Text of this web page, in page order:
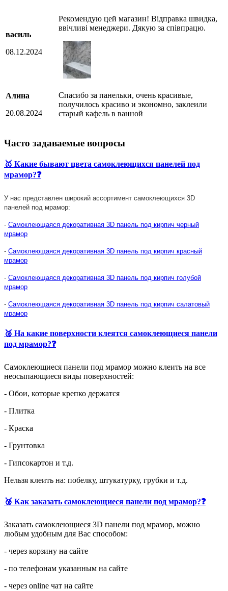
василь
08.12.2024
Рекомендую цей магазин! Відправка швидка,
ввічливі менеджери. Дякую за співпрацю.
Алина
20.08.2024
Спасибо за панельки, очень красивые,
получилось красиво и экономно, заклеили
старый кафель в ванной
Часто задаваемые вопросы
🥇 Какие бывают цвета самоклеющихся панелей под
мрамор?❓
У нас представлен широкий ассортимент самоклеющихся 3D
панелей под мрамор:
- Самоклеющаяся декоративная 3D панель под кирпич черный
мрамор
- Самоклеющаяся декоративная 3D панель под кирпич красный
мрамор
- Самоклеющаяся декоративная 3D панель под кирпич голубой
мрамор
- Самоклеющаяся декоративная 3D панель под кирпич салатовый
мрамор
🥈 На какие поверхности клеятся самоклеющиеся панели
под мрамор?❓
Самоклеющиеся панели под мрамор можно клеить на все
неосыпающиеся виды поверхностей:
- Обои, которые крепко держатся
- Плитка
- Краска
- Грунтовка
- Гипсокартон и т.д.
Нельзя клеить на: побелку, штукатурку, грубки и т.д.
🥉 Как заказать самоклеющиеся панели под мрамор?❓
Заказать самоклеющиеся 3D панели под мрамор, можно
любым удобным для Вас способом:
- через корзину на сайте
- по телефонам указанным на сайте
- через online чат на сайте